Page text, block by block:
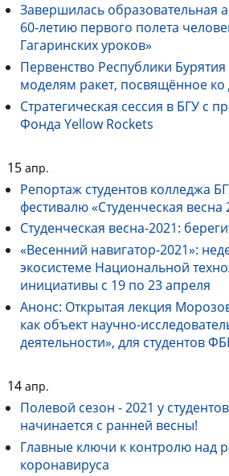
Завершилась образовательная
60-летию первого полета
Гагаринских уроков»
Первенство Республики
моделям ракет, посвящённое
Стратегическая сессия в БГУ с
Фонда Yellow Rockets
15 апр.
Репортаж студентов колледжа
фестивалю «Студенческая весна
Студенческая весна-2021:
«Весенний навигатор-2021»:
экосистеме Национальной
инициативы с 19 по 23 апреля
Анонс: Открытая лекция
как объект научно-
деятельности», для студентов
14 апр.
Полевой сезон - 2021 у
начинается с ранней весны!
Главные ключи к контролю над
коронавируса